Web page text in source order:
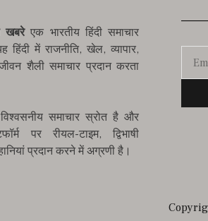
खबरेएक भारतीय हिंदी समाचार
हिंदी में राजनीति, खेल, व्यापार,
शैली समाचार प्रदान करता
समाचार स्रोत है और
पर रीयल-टाइम, द्विभाषी
प्रदान करने में अग्रणी है।